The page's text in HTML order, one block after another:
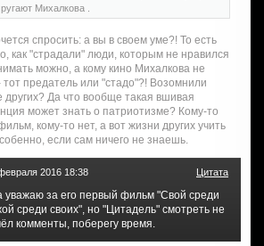
Михалкова .
спросить: а вы в своем уме?! То есть
как "страдали" люди, которым не нравился
можно, а кому кино Михалкова не
тот предатель или "стадо"?! Возомнили
Да что вообще такая вшивая
может знать о патриотизме? Кому-то
кому-то нет, а вот жизни других учить
если сам ничего не знаешь.
2016 18:38 Цитата
уважаю за его первый фильм "Свой среди
среди своих", но "Цитадель" смотреть не
комменты, поберегу время.